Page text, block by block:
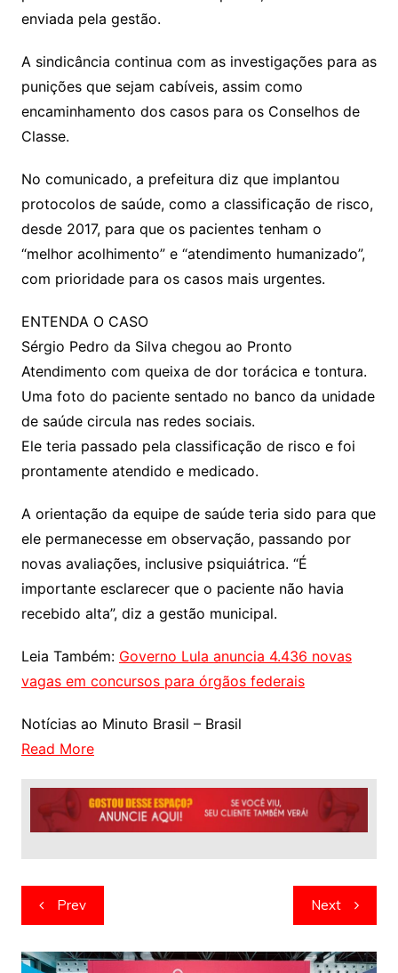
enviada pela gestão.
A sindicância continua com as investigações para as
punições que sejam cabíveis, assim como
encaminhamento dos casos para os Conselhos de
Classe.
No comunicado, a prefeitura diz que implantou
protocolos de saúde, como a classificação de risco,
desde 2017, para que os pacientes tenham o
“melhor acolhimento” e “atendimento humanizado”,
com prioridade para os casos mais urgentes.
ENTENDA O CASO
Sérgio Pedro da Silva chegou ao Pronto
Atendimento com queixa de dor torácica e tontura.
Uma foto do paciente sentado no banco da unidade
de saúde circula nas redes sociais.
Ele teria passado pela classificação de risco e foi
prontamente atendido e medicado.
A orientação da equipe de saúde teria sido para que
ele permanecesse em observação, passando por
novas avaliações, inclusive psiquiátrica. “É
importante esclarecer que o paciente não havia
recebido alta”, diz a gestão municipal.
Leia Também: Governo Lula anuncia 4.436 novas
vagas em concursos para órgãos federais
Notícias ao Minuto Brasil – Brasil
Read More
Navegação
de
artigos
Prev Next